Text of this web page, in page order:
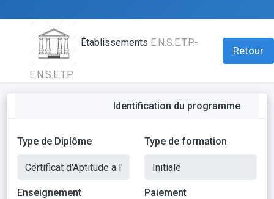
Établissements E.N.S.E.T.P.-
E.N.S.E.T.P.
Retour
Identification du programme
Type de Diplôme Type de formation
Enseignement Paiement